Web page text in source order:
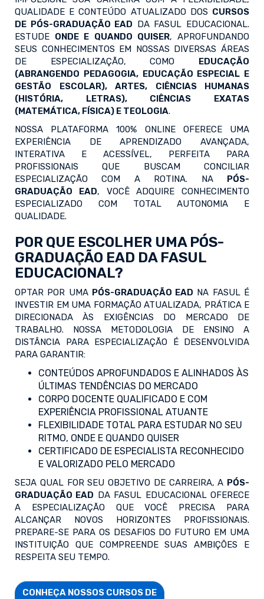
QUALIDADE E CONTEÚDO ATUALIZADO DOS CURSOS
DE PÓS-GRADUAÇÃO EAD DA FASUL EDUCACIONAL.
ESTUDE ONDE E QUANDO QUISER, APROFUNDANDO
SEUS CONHECIMENTOS EM NOSSAS DIVERSAS ÁREAS
DE ESPECIALIZAÇÃO, COMO EDUCAÇÃO
(ABRANGENDO PEDAGOGIA, EDUCAÇÃO ESPECIAL E
GESTÃO ESCOLAR), ARTES, CIÊNCIAS HUMANAS
(HISTÓRIA, LETRAS), CIÊNCIAS EXATAS
(MATEMÁTICA, FÍSICA) E TEOLOGIA.
NOSSA PLATAFORMA 100% ONLINE OFERECE UMA
EXPERIÊNCIA DE APRENDIZADO AVANÇADA,
INTERATIVA E ACESSÍVEL, PERFEITA PARA
PROFISSIONAIS QUE BUSCAM CONCILIAR
ESPECIALIZAÇÃO COM A ROTINA. NA PÓS-
GRADUAÇÃO EAD, VOCÊ ADQUIRE CONHECIMENTO
ESPECIALIZADO COM TOTAL AUTONOMIA E
QUALIDADE.
POR QUE ESCOLHER UMA PÓS-
GRADUAÇÃO EAD DA FASUL
EDUCACIONAL?
OPTAR POR UMA PÓS-GRADUAÇÃO EAD NA FASUL É
INVESTIR EM UMA FORMAÇÃO ATUALIZADA, PRÁTICA E
DIRECIONADA ÀS EXIGÊNCIAS DO MERCADO DE
TRABALHO. NOSSA METODOLOGIA DE ENSINO A
DISTÂNCIA PARA ESPECIALIZAÇÃO É DESENVOLVIDA
PARA GARANTIR:
CONTEÚDOS APROFUNDADOS E ALINHADOS ÀS
ÚLTIMAS TENDÊNCIAS DO MERCADO
CORPO DOCENTE QUALIFICADO E COM
EXPERIÊNCIA PROFISSIONAL ATUANTE
FLEXIBILIDADE TOTAL PARA ESTUDAR NO SEU
RITMO, ONDE E QUANDO QUISER
CERTIFICADO DE ESPECIALISTA RECONHECIDO
E VALORIZADO PELO MERCADO
SEJA QUAL FOR SEU OBJETIVO DE CARREIRA, A PÓS-
GRADUAÇÃO EAD DA FASUL EDUCACIONAL OFERECE
A ESPECIALIZAÇÃO QUE VOCÊ PRECISA PARA
ALCANÇAR NOVOS HORIZONTES PROFISSIONAIS.
PREPARE-SE PARA OS DESAFIOS DO FUTURO EM UMA
INSTITUIÇÃO QUE COMPREENDE SUAS AMBIÇÕES E
RESPEITA SEU TEMPO.
CONHEÇA NOSSOS CURSOS DE